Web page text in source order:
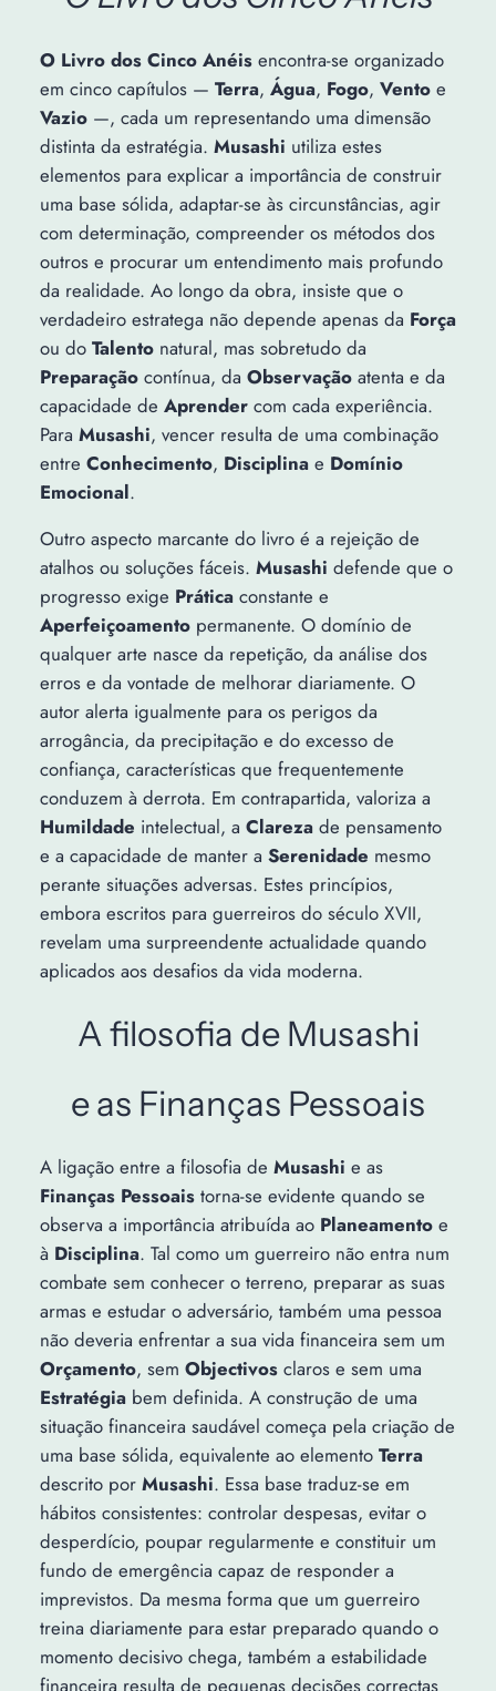
O Livro dos Cinco Anéisencontra-se organizado
em cinco capítulos — Terra, Água, Fogo, Ventoe
Vazio—, cada um representando uma dimensão
distinta da estratégia. Musashi utiliza estes
elementos para explicar a importância de construir
uma base sólida, adaptar-se às circunstâncias, agir
com determinação, compreender os métodos dos
outros e procurar um entendimento mais profundo
da realidade. Ao longo da obra, insiste que o
verdadeiro estratega não depende apenas da Força
ou do Talentonatural, mas sobretudo da
Preparaçãocontínua, da Observaçãoatenta e da
capacidade de Aprendercom cada experiência.
Para Musashi, vencer resulta de uma combinação
entre Conhecimento, Disciplinae Domínio
Emocional.
Outro aspecto marcante do livro é a rejeição de
atalhos ou soluções fáceis. Musashi defende que o
progresso exige Práticaconstante e
Aperfeiçoamentopermanente. O domínio de
qualquer arte nasce da repetição, da análise dos
erros e da vontade de melhorar diariamente. O
autor alerta igualmente para os perigos da
arrogância, da precipitação e do excesso de
confiança, características que frequentemente
conduzem à derrota. Em contrapartida, valoriza a
Humildade intelectual, a Clarezade pensamento
e a capacidade de manter a Serenidade mesmo
perante situações adversas. Estes princípios,
embora escritos para guerreiros do século XVII,
revelam uma surpreendente actualidade quando
aplicados aos desafios da vida moderna.
A filosofia de Musashi
e as Finanças Pessoais
A ligação entre a filosofia de Musashi e as
Finanças Pessoaistorna-se evidente quando se
observa a importância atribuída ao Planeamentoe
à Disciplina. Tal como um guerreiro não entra num
combate sem conhecer o terreno, preparar as suas
armas e estudar o adversário, também uma pessoa
não deveria enfrentar a sua vida financeira sem um
Orçamento, sem Objectivosclaros e sem uma
Estratégiabem definida. A construção de uma
situação financeira saudável começa pela criação de
uma base sólida, equivalente ao elemento Terra
descrito por Musashi. Essa base traduz-se em
hábitos consistentes: controlar despesas, evitar o
desperdício, poupar regularmente e constituir um
fundo de emergência capaz de responder a
imprevistos. Da mesma forma que um guerreiro
treina diariamente para estar preparado quando o
momento decisivo chega, também a estabilidade